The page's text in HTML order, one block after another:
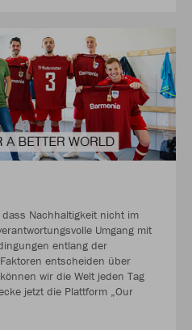
Nachhaltigkeit nicht im
Umgang mit
entlang der
entscheiden über
wir die Welt jeden Tag
jetzt die Plattform „Our